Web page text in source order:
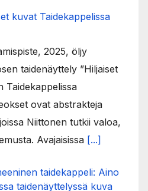
kuvat Taidekappelissa
2025, öljy
taidenäyttely ”Hiljaiset
Taidekappelissa
ovat abstrakteja
Niittonen tutkii valoa,
Avajaisissa [...]
taidekappeli: Aino
taidenäyttelyssä kuva